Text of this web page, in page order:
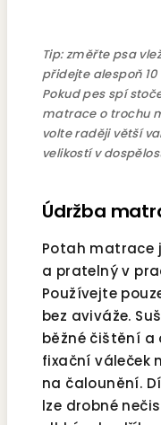
Tip: změřte psa
přidejte alespoň
Pokud pes spí
matrace o trochu
volte raději větší
velikostí v
Údržba
Potah matrace
a pratelný v
Používejte
bez aviváže.
běžné čištění
fixační váleček
na čalounění.
lze drobné